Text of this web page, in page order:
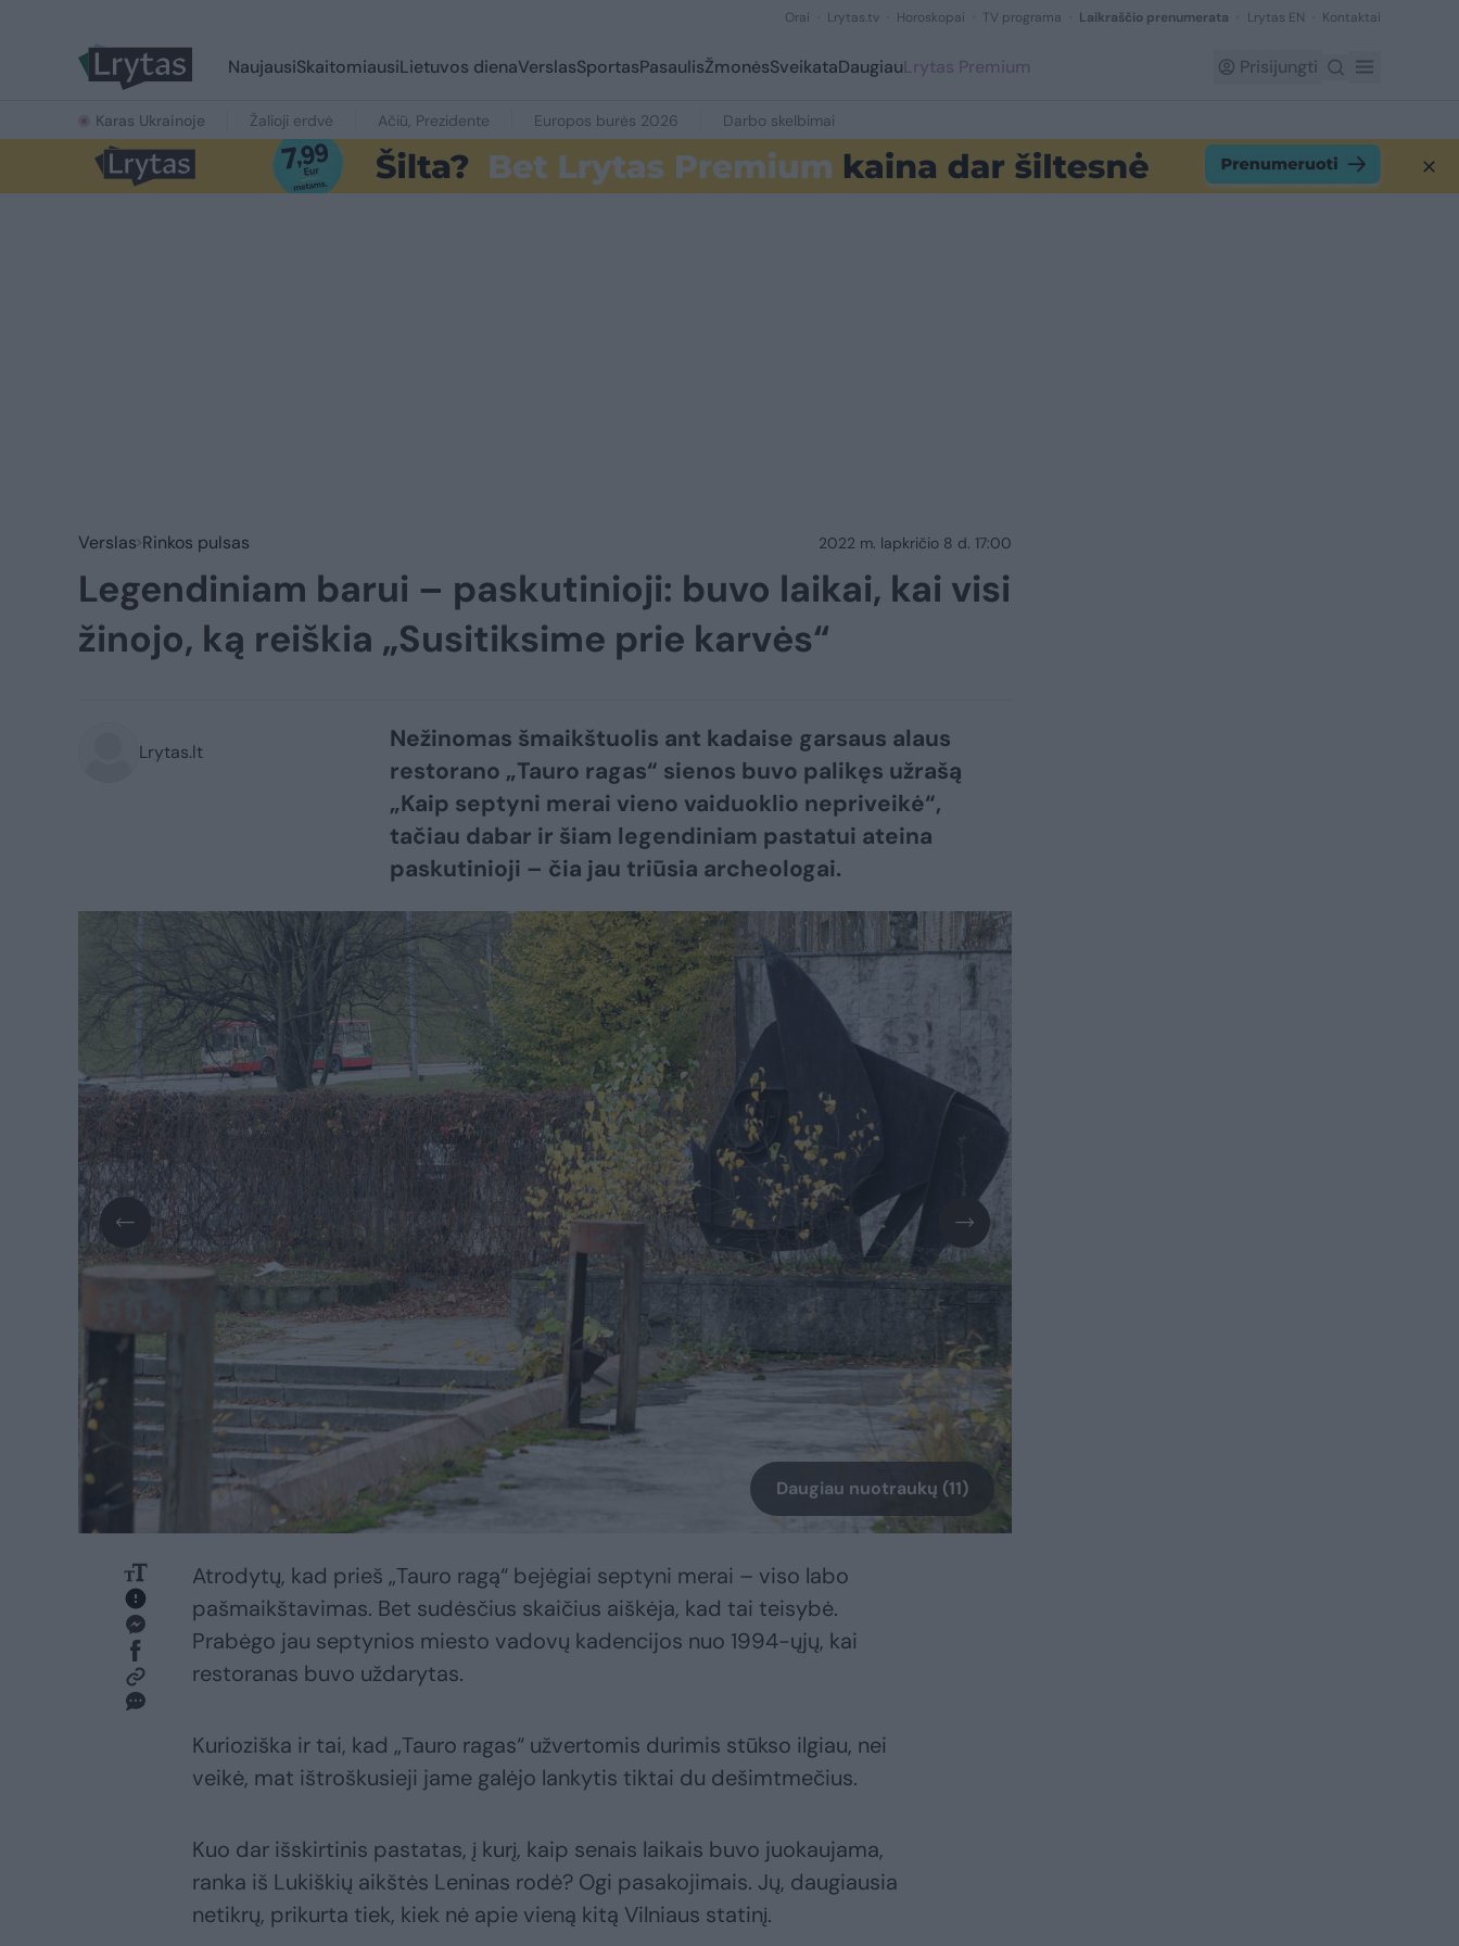
Orai Lrytas.tv Horoskopai TV programa Laikraščio prenumerata Lrytas EN Kontaktai
NaujausiSkaitomiausiLietuvos dienaVerslasSportasPasaulisŽmonėsSveikataDaugiauLrytas Premium Prisijungti
Karas Ukrainoje Žalioji erdvė Ačiū, Prezidente Europos burės 2026 Darbo skelbimai
Verslas Rinkos pulsas 2022 m. lapkričio 8 d. 17:00
Legendiniam barui – paskutinioji: buvo laikai, kai visi
žinojo, ką reiškia „Susitiksime prie karvės“
Lrytas.lt
Nežinomas šmaikštuolis ant kadaise garsaus alaus
restorano „Tauro ragas“ sienos buvo palikęs užrašą
„Kaip septyni merai vieno vaiduoklio nepriveikė“,
tačiau dabar ir šiam legendiniam pastatui ateina
paskutinioji – čia jau triūsia archeologai.
Daugiau nuotraukų (11)
Atrodytų, kad prieš „Tauro ragą“ bejėgiai septyni merai – viso labo
pašmaikštavimas. Bet sudėsčius skaičius aiškėja, kad tai teisybė.
Prabėgo jau septynios miesto vadovų kadencijos nuo 1994-ųjų, kai
restoranas buvo uždarytas.
Kurioziška ir tai, kad „Tauro ragas“ užvertomis durimis stūkso ilgiau, nei
veikė, mat ištroškusieji jame galėjo lankytis tiktai du dešimtmečius.
Kuo dar išskirtinis pastatas, į kurį, kaip senais laikais buvo juokaujama,
ranka iš Lukiškių aikštės Leninas rodė? Ogi pasakojimais. Jų, daugiausia
netikrų, prikurta tiek, kiek nė apie vieną kitą Vilniaus statinį.